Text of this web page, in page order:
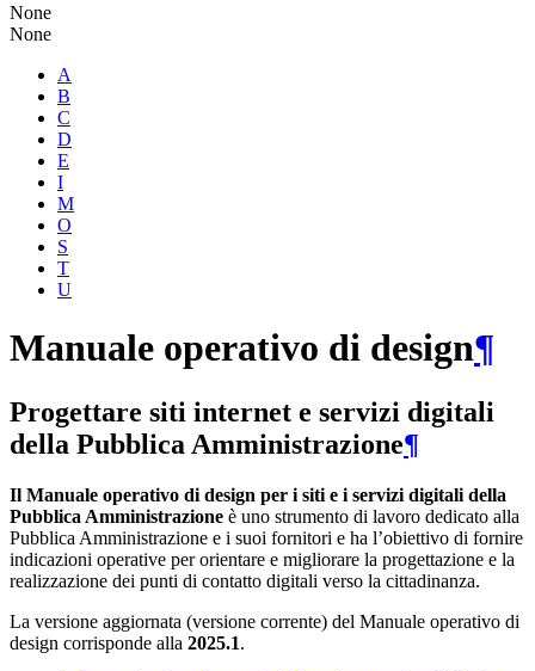
None
None
A
B
C
D
E
I
M
O
S
T
U
Manuale operativo di design¶
Progettare siti internet e servizi digitali
della Pubblica Amministrazione¶
Il Manuale operativo di design per i siti e i servizi digitali della
Pubblica Amministrazione è uno strumento di lavoro dedicato alla
Pubblica Amministrazione e i suoi fornitori e ha l’obiettivo di fornire
indicazioni operative per orientare e migliorare la progettazione e la
realizzazione dei punti di contatto digitali verso la cittadinanza.
La versione aggiornata (versione corrente) del Manuale operativo di
design corrisponde alla 2025.1.